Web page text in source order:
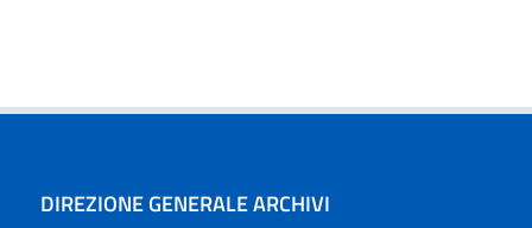
DIREZIONE GENERALE ARCHIVI